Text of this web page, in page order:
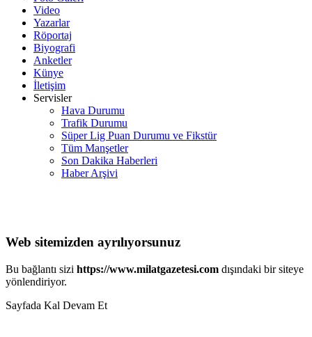
Video
Yazarlar
Röportaj
Biyografi
Anketler
Künye
İletişim
Servisler
Hava Durumu
Trafik Durumu
Süper Lig Puan Durumu ve Fikstür
Tüm Manşetler
Son Dakika Haberleri
Haber Arşivi
Web sitemizden ayrılıyorsunuz
Bu bağlantı sizi https://www.milatgazetesi.com dışındaki bir siteye
yönlendiriyor.
Sayfada Kal Devam Et